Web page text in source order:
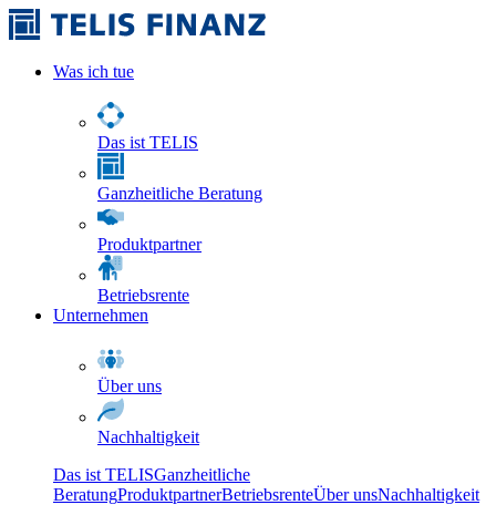
Was ich tue
Das ist TELIS
Ganzheitliche Beratung
Produktpartner
Betriebsrente
Unternehmen
Über uns
Nachhaltigkeit
Das ist TELISGanzheitliche
BeratungProduktpartnerBetriebsrenteÜber unsNachhaltigkeit